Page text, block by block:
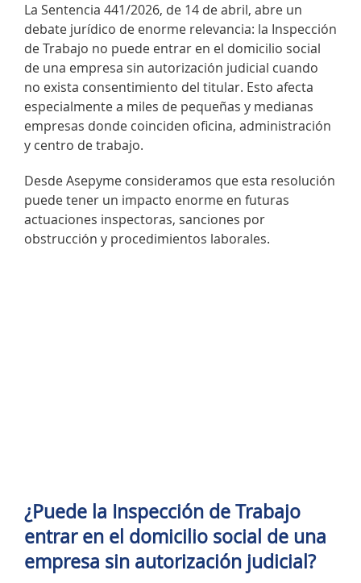
La Sentencia 441/2026, de 14 de abril, abre un
debate jurídico de enorme relevancia: la Inspección
de Trabajo no puede entrar en el domicilio social
de una empresa sin autorización judicial cuando
no exista consentimiento del titular. Esto afecta
especialmente a miles de pequeñas y medianas
empresas donde coinciden oficina, administración
y centro de trabajo.
Desde Asepyme consideramos que esta resolución
puede tener un impacto enorme en futuras
actuaciones inspectoras, sanciones por
obstrucción y procedimientos laborales.
¿Puede la Inspección de Trabajo
entrar en el domicilio social de una
empresa sin autorización judicial?